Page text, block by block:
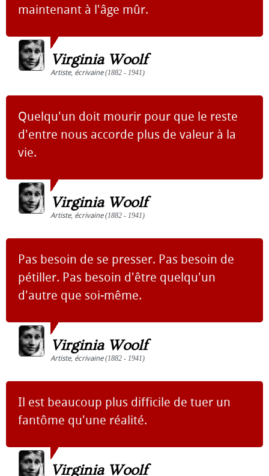
maintenant à l'âge mûr.
Virginia Woolf
Artiste, écrivaine(1882 - 1941)
Quelqu'un doit mourir pour que le reste
d'entre nous accorde plus de valeur à la
vie.
Virginia Woolf
Artiste, écrivaine(1882 - 1941)
Pas besoin de se presser. Pas besoin de
pétiller. Pas besoin d'être quelqu'un
d'autre que soi-même.
Virginia Woolf
Artiste, écrivaine(1882 - 1941)
Il est beaucoup plus difficile de tuer un
fantôme qu'une réalité.
Virginia Woolf